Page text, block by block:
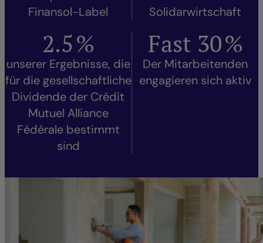
Finansol-Label
Solidarwirtschaft
2.5%
unserer Ergebnisse, die
für die gesellschaftliche
Dividende der Crédit
Mutuel Alliance
Fédérale bestimmt
sind
Fast 30%
Der Mitarbeitenden
engagieren sich aktiv